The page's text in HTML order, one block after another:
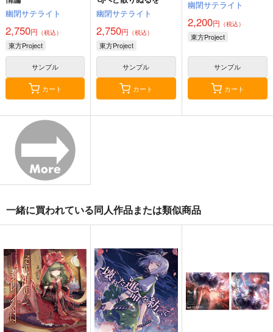
寂光寂
滅 ～ The Truth of th
e Cessation of Dukk
Demetori
1,320円（税込）
サンプル サンプル
幽閉サテライト
2,750円 （税込）
東方Project
サンプル
カート
幽閉サテライト
2,750円 （税込）
東方Project
サンプル
カート
幽閉サテライト
2,200円 （税込）
東方Project
サンプル
カート
一緒に買われている同人作品または類似商品